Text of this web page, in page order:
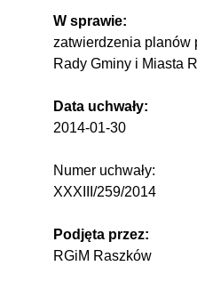
W sprawie:
zatwierdzenia planów
Rady Gminy i Miasta
Data uchwały:
2014-01-30
Numer uchwały:
XXXIII/259/2014
Podjęta przez:
RGiM Raszków